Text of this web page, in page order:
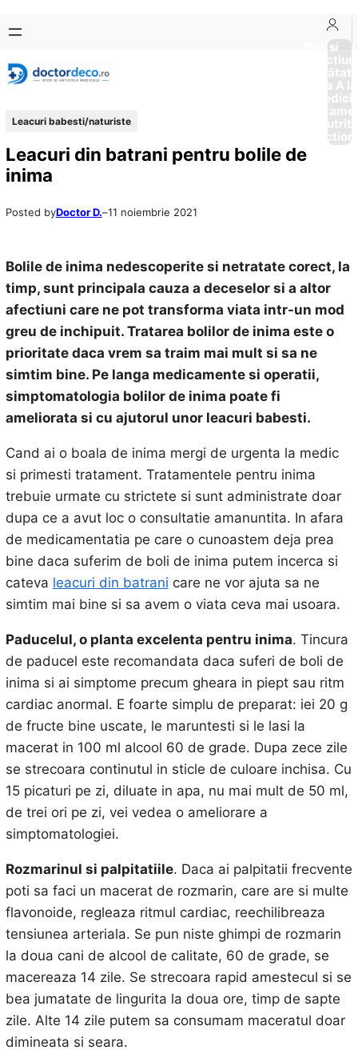
conținut
content
Boli si
Afectiuni
Sănătate
de la A
Leacuri babesti/naturiste
Leacuri din batrani pentru bolile de
inima
Posted byDoctor D.–11 noiembrie 2021
Bolile de inima nedescoperite si netratate corect, la
timp, sunt principala cauza a deceselor si a altor
afectiuni care ne pot transforma viata intr-un mod
greu de inchipuit. Tratarea bolilor de inima este o
prioritate daca vrem sa traim mai mult si sa ne
simtim bine. Pe langa medicamente si operatii,
simptomatologia bolilor de inima poate fi
ameliorata si cu ajutorul unor leacuri babesti.
Cand ai o boala de inima mergi de urgenta la medic
si primesti tratament. Tratamentele pentru inima
trebuie urmate cu strictete si sunt administrate doar
dupa ce a avut loc o consultatie amanuntita. In afara
de medicamentatia pe care o cunoastem deja prea
bine daca suferim de boli de inima putem incerca si
cateva leacuri din batrani care ne vor ajuta sa ne
simtim mai bine si sa avem o viata ceva mai usoara.
Paducelul, o planta excelenta pentru inima. Tincura
de paducel este recomandata daca suferi de boli de
inima si ai simptome precum gheara in piept sau ritm
cardiac anormal. E foarte simplu de preparat: iei 20 g
de fructe bine uscate, le maruntesti si le lasi la
macerat in 100 ml alcool 60 de grade. Dupa zece zile
se strecoara continutul in sticle de culoare inchisa. Cu
15 picaturi pe zi, diluate in apa, nu mai mult de 50 ml,
de trei ori pe zi, vei vedea o ameliorare a
simptomatologiei.
Rozmarinul si palpitatiile. Daca ai palpitatii frecvente
poti sa faci un macerat de rozmarin, care are si multe
flavonoide, regleaza ritmul cardiac, reechilibreaza
tensiunea arteriala. Se pun niste ghimpi de rozmarin
la doua cani de alcool de calitate, 60 de grade, se
macereaza 14 zile. Se strecoara rapid amestecul si se
bea jumatate de lingurita la doua ore, timp de sapte
zile. Alte 14 zile putem sa consumam maceratul doar
dimineata si seara.